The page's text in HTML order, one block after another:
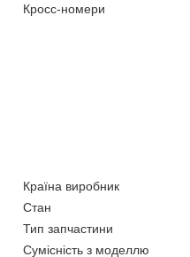
Кросс-номери
Країна виробник
Стан
Тип запчастини
Сумісність з моделлю